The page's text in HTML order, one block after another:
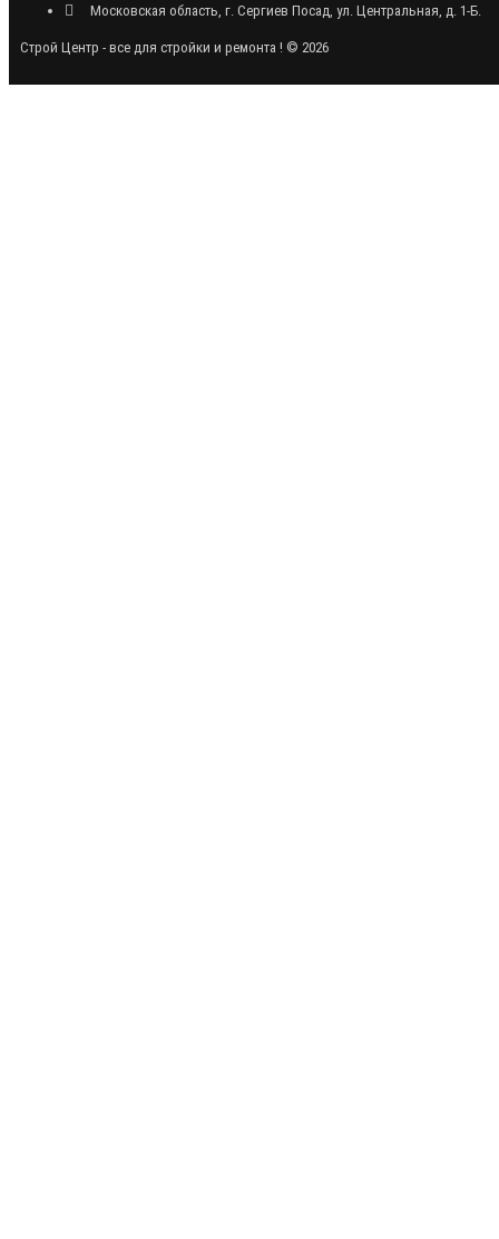
Московская область, г. Сергиев Посад, ул. Центральная, д. 1-Б.
Строй Центр - все для стройки и ремонта ! © 2026